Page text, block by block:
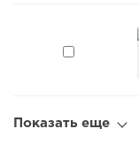
Показать еще